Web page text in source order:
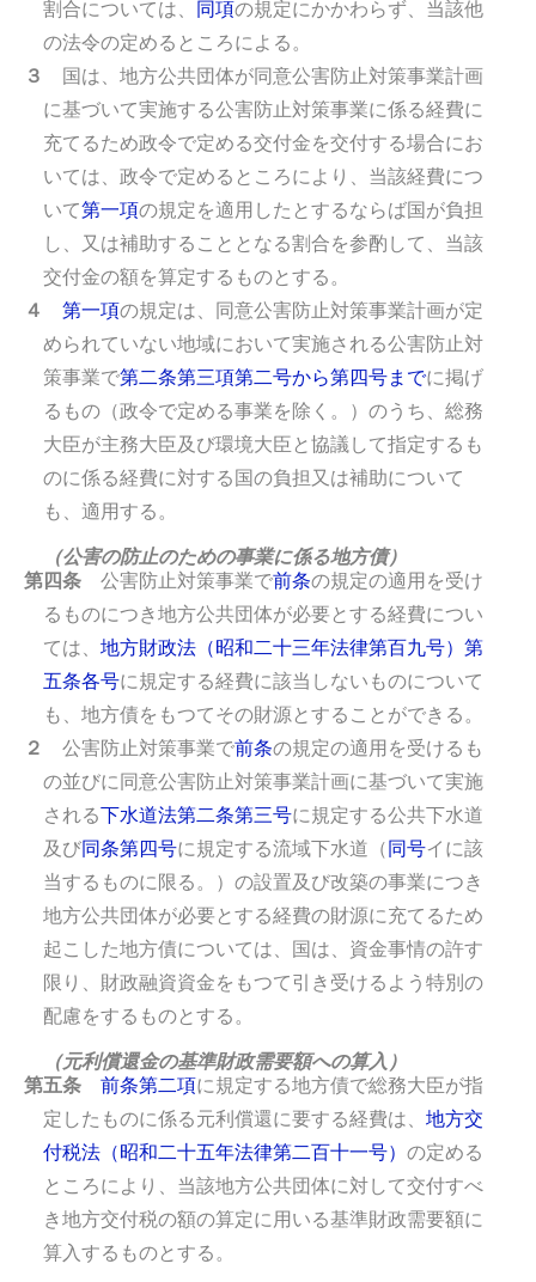
割合については、 同項の規定にかかわらず、当該他
の法令の定めるところによる。
３ 国は、地方公共団体が同意公害防止対策事業計画
に基づいて実施する公害防止対策事業に係る経費に
充てるため政令で定める交付金を交付する場合にお
いては、政令で定めるところにより、当該経費につ
いて第一項の規定を適用したとするならば国が負担
し、又は補助することとなる割合を参酌して、当該
交付金の額を算定するものとする。
４ 第一項の規定は、同意公害防止対策事業計画が定
められていない地域において実施される公害防止対
策事業で第二条第三項第二号から第四号までに掲げ
るもの（政令で定める事業を除く。）のうち、総務
大臣が主務大臣及び環境大臣と協議して指定するも
のに係る経費に対する国の負担又は補助について
も、適用する。
（公害の防止のための事業に係る地方債）
第四条 公害防止対策事業で前条の規定の適用を受け
るものにつき地方公共団体が必要とする経費につい
ては、 地方財政法（昭和二十三年法律第百九号）第
五条各号に規定する経費に該当しないものについて
も、地方債をもつてその財源とすることができる。
２ 公害防止対策事業で前条の規定の適用を受けるも
の並びに同意公害防止対策事業計画に基づいて実施
される下水道法第二条第三号に規定する公共下水道
及び同条第四号に規定する流域下水道（同号イに該
当するものに限る。）の設置及び改築の事業につき
地方公共団体が必要とする経費の財源に充てるため
起こした地方債については、国は、資金事情の許す
限り、財政融資資金をもつて引き受けるよう特別の
配慮をするものとする。
（元利償還金の基準財政需要額への算入）
第五条 前条第二項に規定する地方債で総務大臣が指
定したものに係る元利償還に要する経費は、 地方交
付税法（昭和二十五年法律第二百十一号） の定める
ところにより、当該地方公共団体に対して交付すべ
き地方交付税の額の算定に用いる基準財政需要額に
算入するものとする。